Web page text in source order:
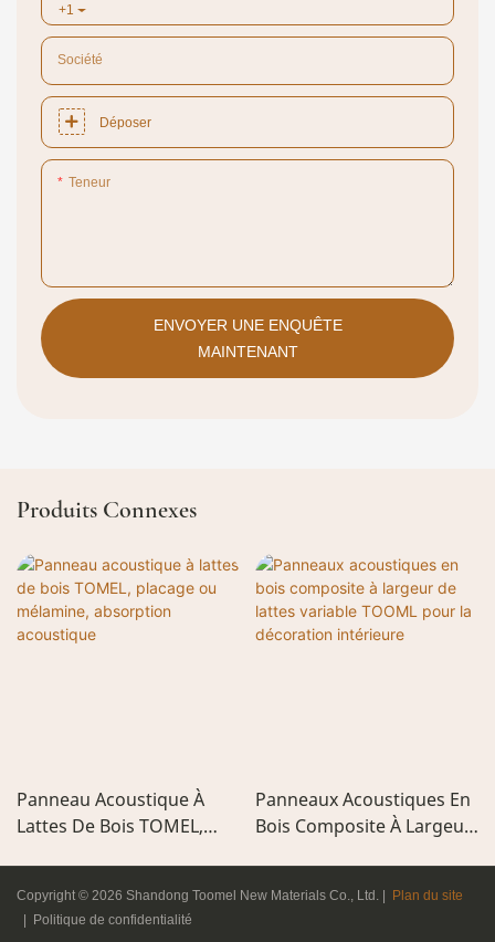
+1
Société
Déposer
Teneur
ENVOYER UNE ENQUÊTE
MAINTENANT
Produits Connexes
Panneau Acoustique À
Lattes De Bois TOMEL,
Panneaux Acoustiques En
Bois Composite À Largeur
Intérieure
Copyright © 2026 Shandong Toomel New Materials Co., Ltd. | Plan du site
| Politique de confidentialité